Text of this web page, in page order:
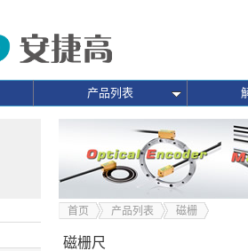
产品列表
首页 产品列表 磁栅
磁栅尺